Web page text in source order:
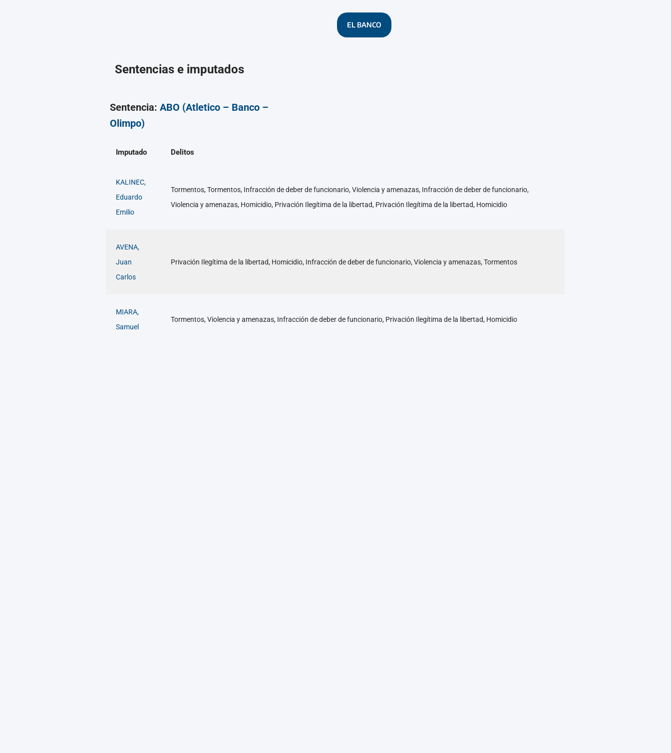
EL BANCO
Sentencias e imputados
Sentencia: ABO (Atletico – Banco –
Olimpo)
Imputado Delitos
KALINEC,
Eduardo
Emilio
Tormentos, Tormentos, Infracción de deber de funcionario, Violencia y amenazas, Infracción de deber de funcionario,
Violencia y amenazas, Homicidio, Privación Ilegítima de la libertad, Privación Ilegítima de la libertad, Homicidio
AVENA,
Juan
Carlos
Privación Ilegítima de la libertad, Homicidio, Infracción de deber de funcionario, Violencia y amenazas, Tormentos
MIARA,
Samuel
Tormentos, Violencia y amenazas, Infracción de deber de funcionario, Privación Ilegítima de la libertad, Homicidio